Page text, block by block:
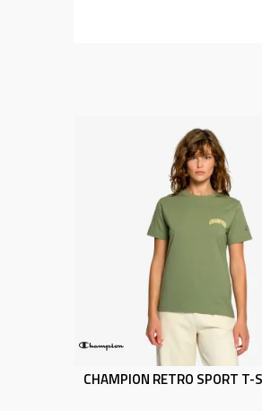
CHAMPION RETRO SPORT T-